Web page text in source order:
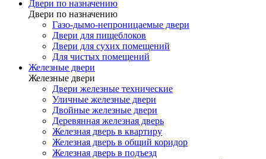
Двери по назначению
Двери по назначению
Газо-дымо-непроницаемые двери
Двери для пищеблоков
Двери для сухих помещений
Для чистых помещений
Железные двери
Железные двери
Двери железные технические
Уличные железные двери
Двойные железные двери
Деревянная железная дверь
Железная дверь в квартиру
Железная дверь в общий коридор
Железная дверь в подъезд